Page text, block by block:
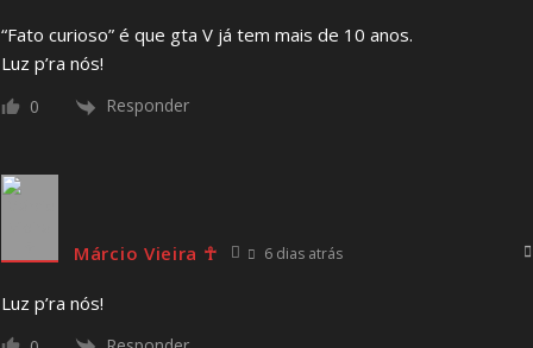
“Fato curioso” é que gta V já tem mais de 10 anos.
Luz p’ra nós!
0 Responder
Márcio Vieira ☥ 6 dias atrás
Luz p’ra nós!